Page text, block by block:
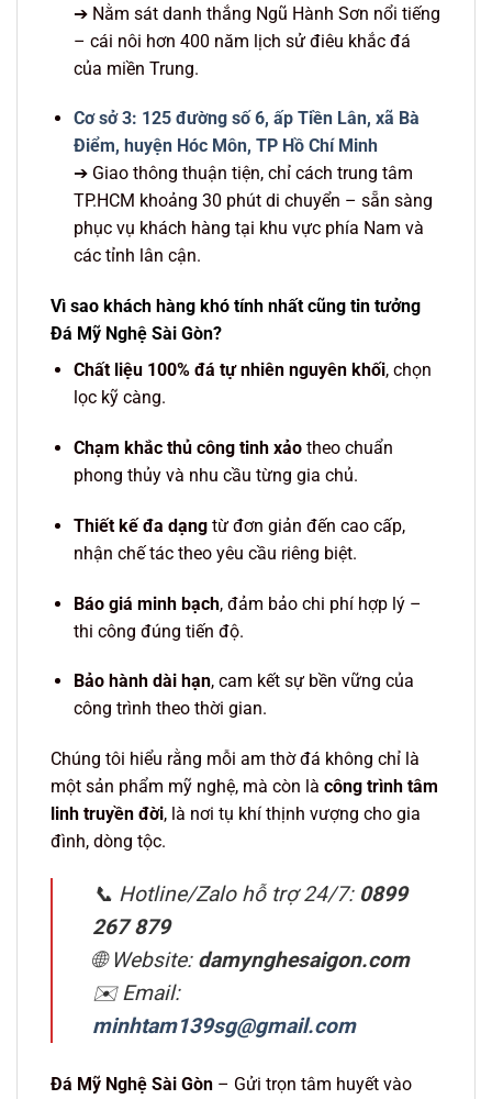
➔ Nằm sát danh thắng Ngũ Hành Sơn nổi tiếng
– cái nôi hơn 400 năm lịch sử điêu khắc đá
của miền Trung.
Cơ sở 3: 125 đường số 6, ấp Tiền Lân, xã Bà
Điểm, huyện Hóc Môn, TP Hồ Chí Minh
➔ Giao thông thuận tiện, chỉ cách trung tâm
TP.HCM khoảng 30 phút di chuyển – sẵn sàng
phục vụ khách hàng tại khu vực phía Nam và
các tỉnh lân cận.
Vì sao khách hàng khó tính nhất cũng tin tưởng
Đá Mỹ Nghệ Sài Gòn?
Chất liệu 100% đá tự nhiên nguyên khối, chọn
lọc kỹ càng.
Chạm khắc thủ công tinh xảotheo chuẩn
phong thủy và nhu cầu từng gia chủ.
Thiết kế đa dạngtừ đơn giản đến cao cấp,
nhận chế tác theo yêu cầu riêng biệt.
Báo giá minh bạch, đảm bảo chi phí hợp lý –
thi công đúng tiến độ.
Bảo hành dài hạn, cam kết sự bền vững của
công trình theo thời gian.
Chúng tôi hiểu rằng mỗi am thờ đá không chỉ là
một sản phẩm mỹ nghệ, mà còn là công trình tâm
linh truyền đời, là nơi tụ khí thịnh vượng cho gia
đình, dòng tộc.
📞 Hotline/Zalo hỗ trợ 24/7: 0899
267 879
🌐 Website: damynghesaigon.com
✉️ Email:
minhtam139sg@gmail.com
Đá Mỹ Nghệ Sài Gòn – Gửi trọn tâm huyết vào